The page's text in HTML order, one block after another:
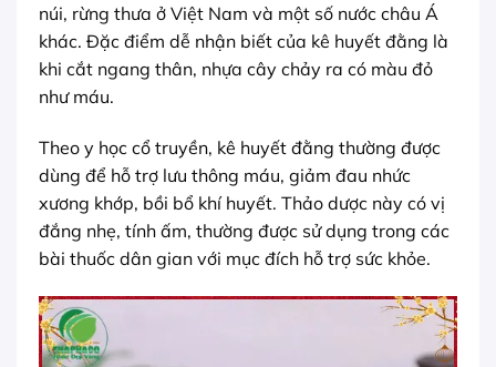
núi, rừng thưa ở Việt Nam và một số nước châu Á
khác. Đặc điểm dễ nhận biết của kê huyết đằng là
khi cắt ngang thân, nhựa cây chảy ra có màu đỏ
như máu.
Theo y học cổ truyền, kê huyết đằng thường được
dùng để hỗ trợ lưu thông máu, giảm đau nhức
xương khớp, bồi bổ khí huyết. Thảo dược này có vị
đắng nhẹ, tính ấm, thường được sử dụng trong các
bài thuốc dân gian với mục đích hỗ trợ sức khỏe.